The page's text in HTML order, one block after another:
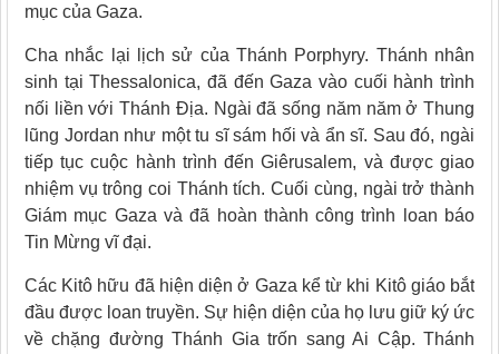
mục của Gaza.
Cha nhắc lại lịch sử của Thánh Porphyry. Thánh nhân
sinh tại Thessalonica, đã đến Gaza vào cuối hành trình
nối liền với Thánh Địa. Ngài đã sống năm năm ở Thung
lũng Jordan như một tu sĩ sám hối và ẩn sĩ. Sau đó, ngài
tiếp tục cuộc hành trình đến Giêrusalem, và được giao
nhiệm vụ trông coi Thánh tích. Cuối cùng, ngài trở thành
Giám mục Gaza và đã hoàn thành công trình loan báo
Tin Mừng vĩ đại.
Các Kitô hữu đã hiện diện ở Gaza kể từ khi Kitô giáo bắt
đầu được loan truyền. Sự hiện diện của họ lưu giữ ký ức
về chặng đường Thánh Gia trốn sang Ai Cập. Thánh